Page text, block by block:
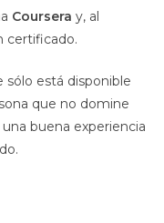
Coursera y, al
certificado.
sólo está disponible
que no domine
buena experiencia